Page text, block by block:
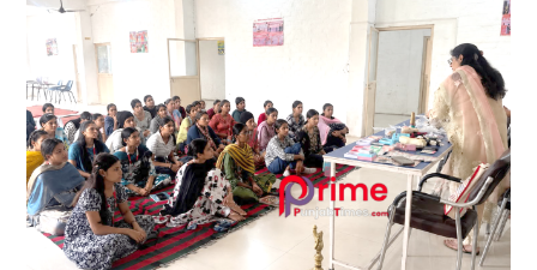
ਸਸਸ ਸਕੂਲ ਢੋਲਵਾਹਾ ਤੇ ਦੇਸ਼ ਭਗਤਾਂ ਸਸਸਸ
ਧੂਤ ਕਲਾਂ ਵਿਖੇ ਕਰਵਾਏ ਕਰੀਅਰ ਗਾਈਡੈਂਸ
ਪ੍ਰੋਗਰਾਮ
Prime Punjab Times
July 29, 2026
Doaba / Education
ਗੜ੍ਹਦੀਵਾਲਾ, 29 ਜੁਲਾਈ (ਚੌਧਰੀ) : ਜ਼ਿਲ੍ਹਾ ਰੋਜ਼ਗਾਰ ਉਤਪਤੀ, ਹੁਨਰ